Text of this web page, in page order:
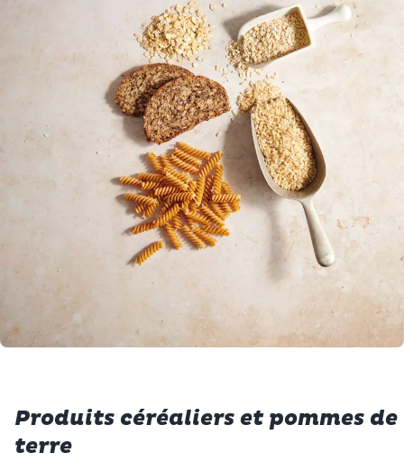
Produits céréaliers et pommes de
terre